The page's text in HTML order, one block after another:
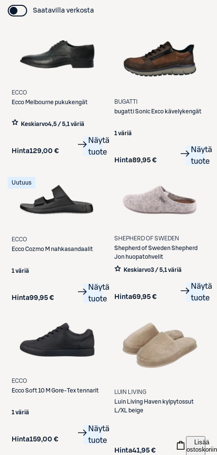
Saatavilla verkosta
ECCO
Ecco Melbourne pukukengät
Keskiarvo4,5 / 5,1 väriä
Hinta129,00 €
Näytä
tuote
BUGATTI
bugattiSonic Exco kävelykengät
1 väriä
Hinta89,95 €
Näytä
tuote
Uutuus
ECCO
EccoCozmo M nahkasandaalit
1 väriä
Hinta99,95 €
Näytä
tuote
SHEPHERD OF SWEDEN
Shepherd of SwedenShepherd
Jon huopatohvelit
Keskiarvo3 / 5,1 väriä
Hinta69,95 €
Näytä
tuote
ECCO
EccoSoft 10 M Gore-Tex tennarit
1 väriä
Hinta159,00 €
Näytä
tuote
LUIN LIVING
Luin Living Haven kylpytossut
L/XL beige
Hinta41,95 €
Lisää
ostoskoriin